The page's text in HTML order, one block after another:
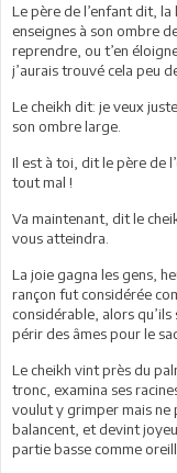
Le père de l’enfant dit,
enseignes à son ombre
reprendre, ou t’en
j’aurais trouvé cela peu
Le cheikh dit: je veux
son ombre large.
Il est à toi, dit le père de
tout mal !
Va maintenant, dit le
vous atteindra.
La joie gagna les gens,
rançon fut considérée
considérable, alors
périr des âmes pour le
Le cheikh vint près du
tronc, examina ses
voulut y grimper mais ne
balancent, et devint
partie basse comme